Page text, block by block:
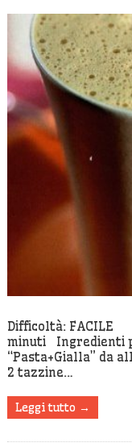
Difficoltà:
minuti Ingredienti
“Pasta+Gialla” da
2 tazzine…
Leggi tutto →